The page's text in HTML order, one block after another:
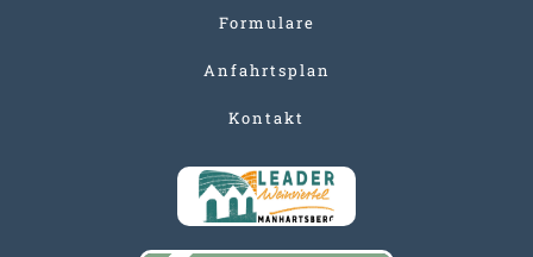
Formulare
Anfahrtsplan
Kontakt